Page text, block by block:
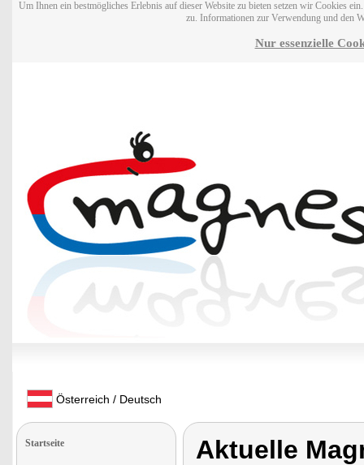
Um Ihnen ein bestmögliches Erlebnis auf dieser Website zu bieten setzen wir Cookies
zu. Informationen zur Verwendung und den
Nur essenzielle
Österreich / Deutsch
Startseite Aktuelle